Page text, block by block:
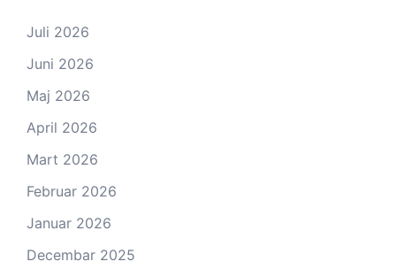
Juli 2026
Juni 2026
Maj 2026
April 2026
Mart 2026
Februar 2026
Januar 2026
Decembar 2025